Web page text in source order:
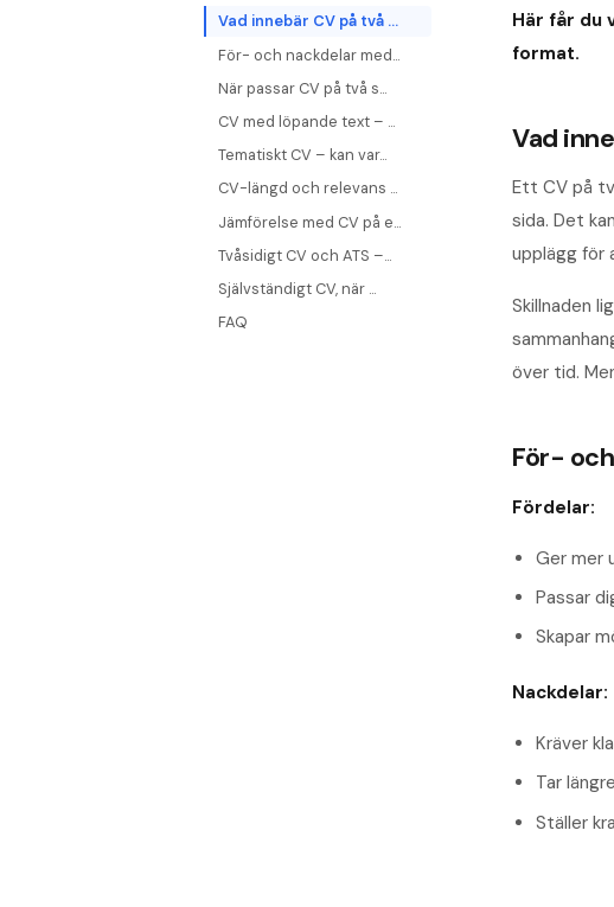
Vad innebär CV på två ...
För- och nackdelar med...
När passar CV på två s...
CV med löpande text – ...
Tematiskt CV – kan var...
CV-längd och relevans ...
Jämförelse med CV på e...
Tvåsidigt CV och ATS –...
Självständigt CV, när ...
FAQ
Här får du
format.
Vad
Ett CV på
sida. Det
upplägg för
Skillnaden
över tid.
För-
Fördelar:
Ger mer
Passar
Skapar
Nackdelar:
Kräver
Tar
Ställer